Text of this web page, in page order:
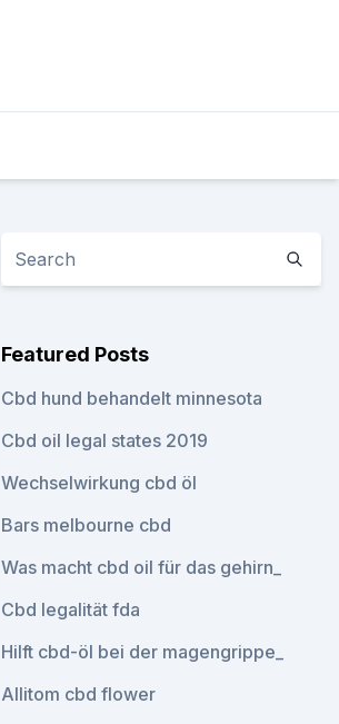
Featured Posts
Cbd hund behandelt minnesota
Cbd oil legal states 2019
Wechselwirkung cbd öl
Bars melbourne cbd
Was macht cbd oil für das gehirn_
Cbd legalität fda
Hilft cbd-öl bei der magengrippe_
Allitom cbd flower